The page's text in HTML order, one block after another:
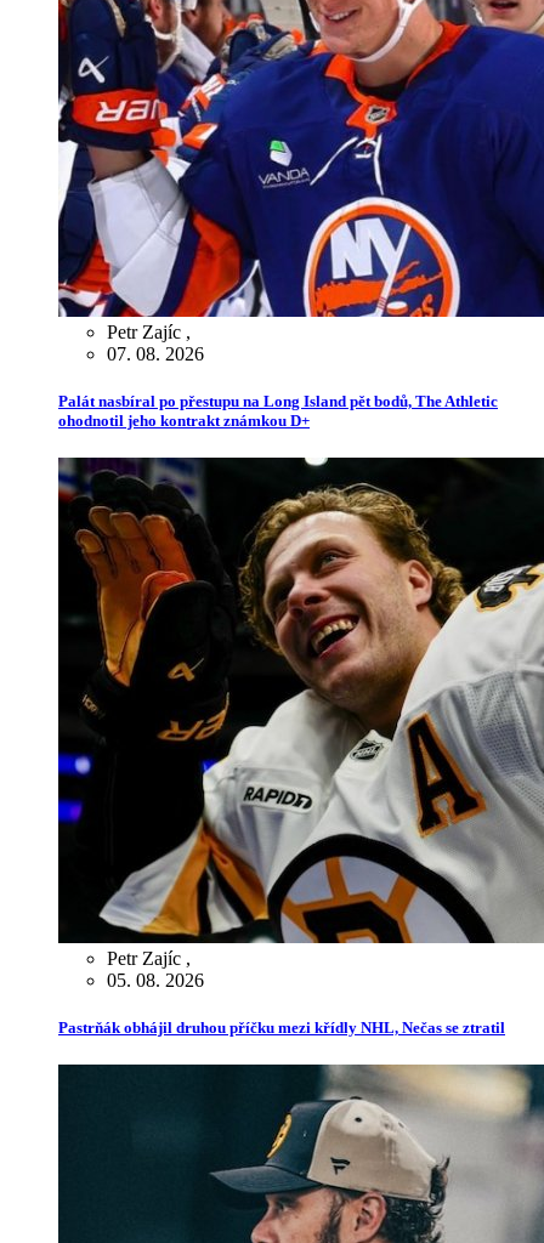
Petr Zajíc ,
07. 08. 2026
Palát nasbíral po přestupu na Long Island pět bodů, The Athletic
ohodnotil jeho kontrakt známkou D+
Petr Zajíc ,
05. 08. 2026
Pastrňák obhájil druhou příčku mezi křídly NHL, Nečas se ztratil